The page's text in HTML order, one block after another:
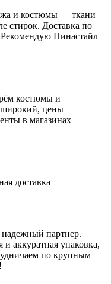
и костюмы — ткани
стирок. Доставка по
Рекомендую Нинастайл
костюмы и
широкий, цены
в магазинах
доставка
надежный партнер.
аккуратная упаковка,
по крупным